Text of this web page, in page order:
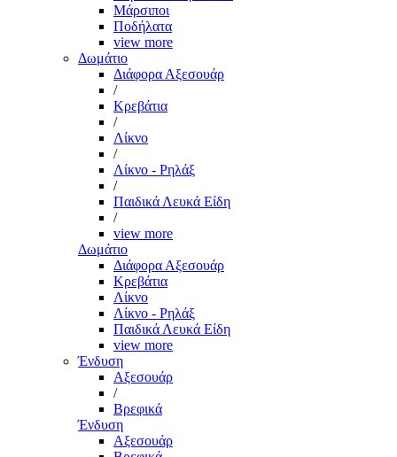
Μάρσιποι
Ποδήλατα
view more
Δωμάτιο
Διάφορα Αξεσουάρ
/
Κρεβάτια
/
Λίκνο
/
Λίκνο - Ρηλάξ
/
Παιδικά Λευκά Είδη
/
view more
Δωμάτιο
Διάφορα Αξεσουάρ
Κρεβάτια
Λίκνο
Λίκνο - Ρηλάξ
Παιδικά Λευκά Είδη
view more
Ένδυση
Αξεσουάρ
/
Βρεφικά
Ένδυση
Αξεσουάρ